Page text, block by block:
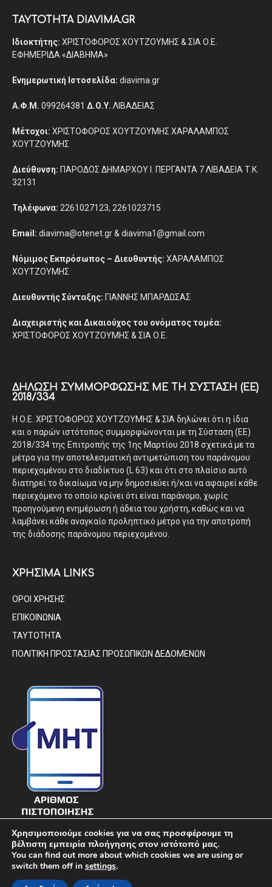
ΤΑΥΤΟΤΗΤΑ DIAVIMA.GR
Ιδιοκτήτης: ΧΡΙΣΤΟΦΟΡΟΣ ΧΟΥΤΖΟΥΜΗΣ & ΣΙΑ Ο.Ε.
ΕΦΗΜΕΡΙΔΑ «ΔΙΑΒΗΜΑ»
Ενημερωτική Ιστοσελίδα: diavima.gr
Α.Φ.Μ. 099264381 Δ.Ο.Υ. ΛΙΒΑΔΕΙΑΣ
Μέτοχοι: ΧΡΙΣΤΟΦΟΡΟΣ ΧΟΥΤΖΟΥΜΗΣ ΧΑΡΑΛΑΜΠΟΣ
ΧΟΥΤΖΟΥΜΗΣ
Διεύθυνση: ΠΑΡΟΔΟΣ ΔΗΜΑΡΧΟΥ Ι. ΠΕΡΓΑΝΤΑ 7 ΛΙΒΑΔΕΙΑ Τ.Κ.
32131
Τηλέφωνα: 2261027123, 2261023715
Email: diavima@otenet.gr & diavima1@gmail.com
Νόμιμος Εκπρόσωπος – Διευθυντής: ΧΑΡΑΛΑΜΠΟΣ
ΧΟΥΤΖΟΥΜΗΣ
Διευθυντής Σύνταξης: ΓΙΑΝΝΗΣ ΜΠΑΡΔΩΣΑΣ
Διαχειριστής και Δικαιούχος του ονόματος τομέα:
ΧΡΙΣΤΟΦΟΡΟΣ ΧΟΥΤΖΟΥΜΗΣ & ΣΙΑ Ο.Ε.
ΔΉΛΩΣΗ ΣΥΜΜΌΡΦΩΣΗΣ ΜΕ ΤΗ ΣΎΣΤΑΣΗ (ΕΕ)
2018/334
Η Ο.Ε. ΧΡΙΣΤΟΦΟΡΟΣ ΧΟΥΤΖΟΥΜΗΣ & ΣΙΑ δηλώνει ότι η ίδια
και ο παρών ιστότοπος συμμορφώνονται με τη Σύσταση (ΕΕ)
2018/334 της Επιτροπής της 1ης Μαρτίου 2018 σχετικά με τα
μέτρα για την αποτελεσματική αντιμετώπιση του παράνομου
περιεχομένου στο διαδίκτυο (L 63) και ότι στο πλαίσιο αυτό
διατηρεί το δικαίωμα να μην δημοσιεύει ή/και να αφαιρεί κάθε
περιεχόμενο το οποίο κρίνει ότι είναι παράνομο, χωρίς
προηγούμενη ενημέρωση ή άδεια του χρήστη, καθώς και να
λαμβάνει κάθε αναγκαίο προληπτικό μέτρο για την αποτροπή
της διάδοσης παράνομου περιεχομένου.
ΧΡΗΣΙΜΑ LINKS
ΟΡΟΙ ΧΡΗΣΗΣ
ΕΠΙΚΟΙΝΩΝΙΑ
ΤΑΥΤΟΤΗΤΑ
ΠΟΛΙΤΙΚΗ ΠΡΟΣΤΑΣΙΑΣ ΠΡΟΣΩΠΙΚΩΝ ΔΕΔΟΜΕΝΩΝ
© DIAVIMA.GR - «ΔΙΑΒΗΜΑ» ΕΒΔΟΜΑΔΙΑΙΑ ΠΟΛΙΤΙΚΗ ΣΑΤΙΡΙΚΗ
Χρησιμοποιούμε cookies για να σας προσφέρουμε τη
βέλτιστη εμπειρία πλοήγησης στον ιστότοπό μας.
You can find out more about which cookies we are using or
switch them off in settings.